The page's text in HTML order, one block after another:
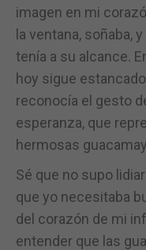
imagen en mi
la ventana, soñaba,
tenía a su alcance.
hoy sigue
reconocía el gesto
esperanza, que
hermosas
Sé que no supo
que yo necesitaba
del corazón de mi
entender que las